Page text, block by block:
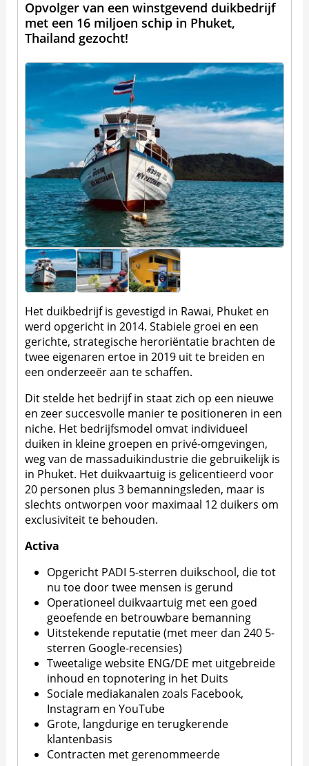
Opvolger van een winstgevend duikbedrijf
met een 16 miljoen schip in Phuket,
Thailand gezocht!
Het duikbedrijf is gevestigd in Rawai, Phuket en
werd opgericht in 2014. Stabiele groei en een
gerichte, strategische heroriëntatie brachten de
twee eigenaren ertoe in 2019 uit te breiden en
een onderzeeër aan te schaffen.
Dit stelde het bedrijf in staat zich op een nieuwe
en zeer succesvolle manier te positioneren in een
niche. Het bedrijfsmodel omvat individueel
duiken in kleine groepen en privé-omgevingen,
weg van de massaduikindustrie die gebruikelijk is
in Phuket. Het duikvaartuig is gelicentieerd voor
20 personen plus 3 bemanningsleden, maar is
slechts ontworpen voor maximaal 12 duikers om
exclusiviteit te behouden.
Activa
Opgericht PADI 5-sterren duikschool, die tot
nu toe door twee mensen is gerund
Operationeel duikvaartuig met een goed
geoefende en betrouwbare bemanning
Uitstekende reputatie (met meer dan 240 5-
sterren Google-recensies)
Tweetalige website ENG/DE met uitgebreide
inhoud en topnotering in het Duits
Sociale mediakanalen zoals Facebook,
Instagram en YouTube
Grote, langdurige en terugkerende
klantenbasis
Contracten met gerenommeerde